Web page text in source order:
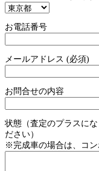
お電話番号
メールアドレス (必須)
お問合せの内容
状態（査定のプラスに
ださい）
※完成車の場合は、コ